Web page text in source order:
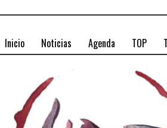
Inicio Noticias Agenda TOP